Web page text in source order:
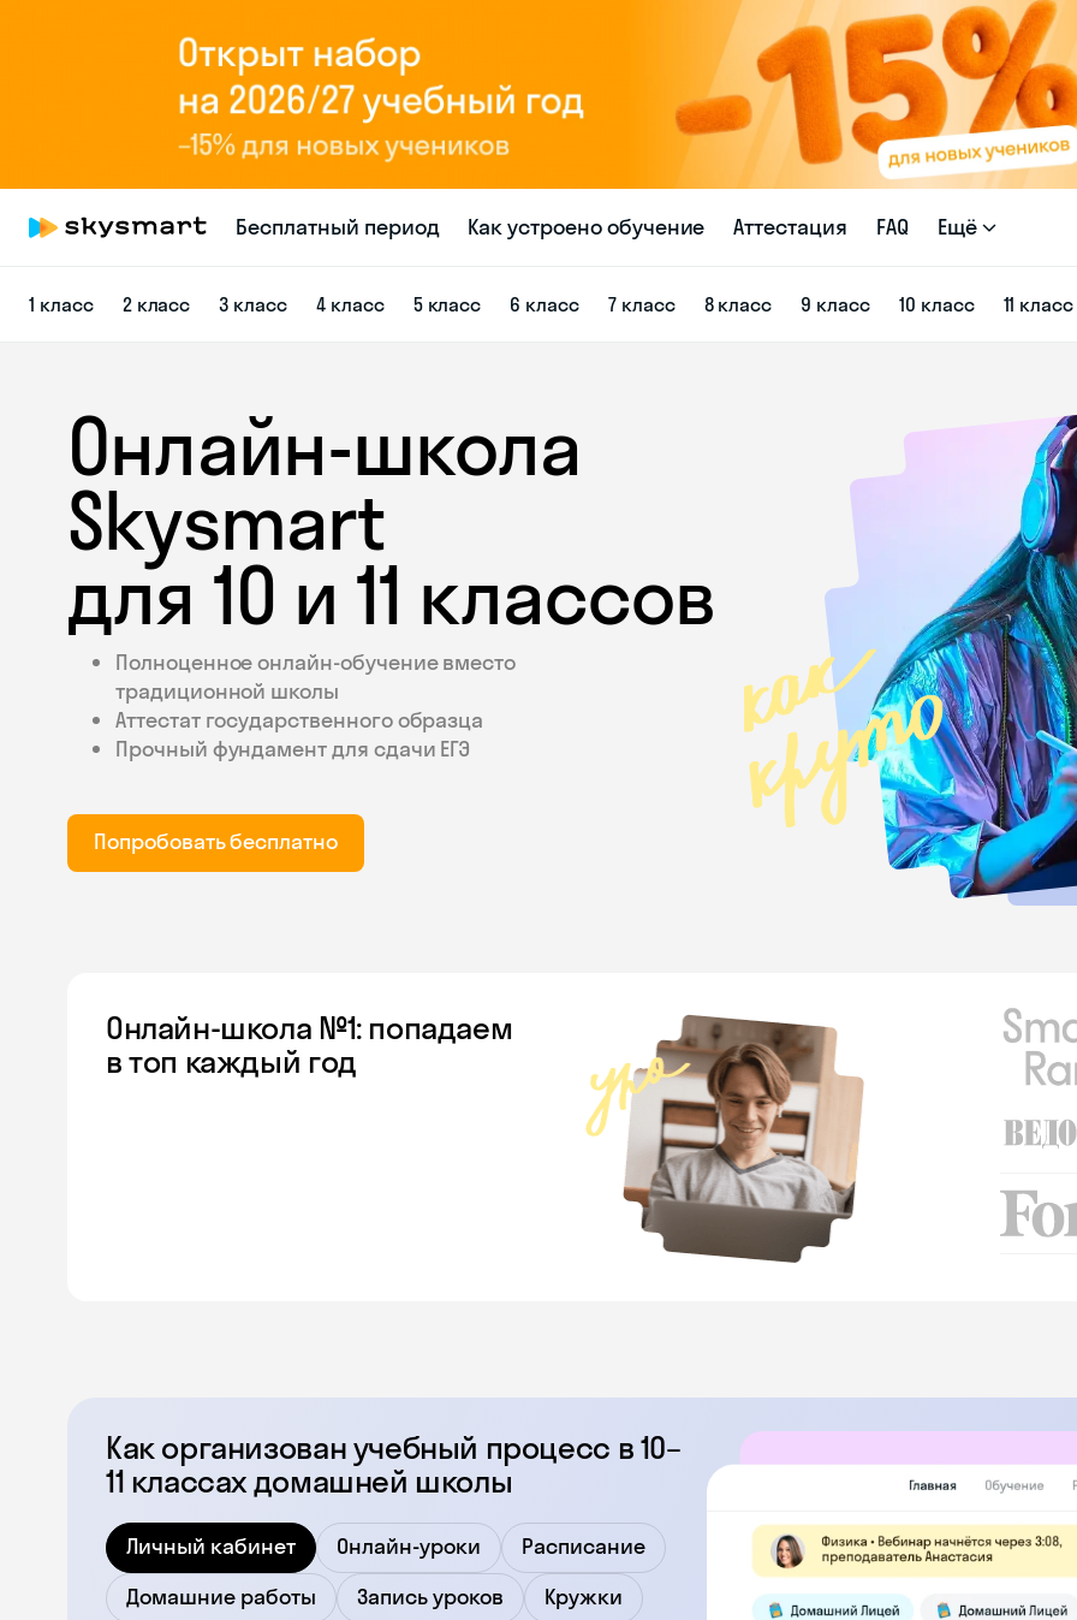
Бесплатный период Как устроено обучение Аттестация FAQ Ещё
1 класс 2 класс 3 класс 4 класс 5 класс 6 класс 7 класс 8 класс 9 класс 10 класс 11 класс
Онлайн-школа
Skysmart
для 10 и 11 классов
Полноценное онлайн-обучение вместо
традиционной школы
Аттестат государственного образца
Прочный фундамент для сдачи ЕГЭ
Попробовать бесплатно
Онлайн-школа №1: попадаем
в топ каждый год
Как организован учебный процесс в 10–
11 классах домашней школы
Личный кабинет Онлайн-уроки
Расписание
Домашние работы
Запись уроков
Кружки